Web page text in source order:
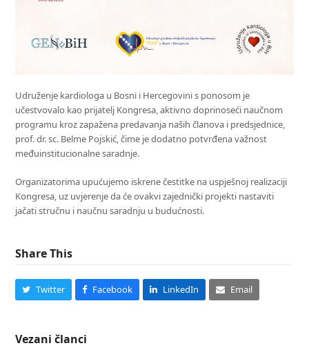
Udruženje kardiologa u Bosni i Hercegovini s ponosom je
učestvovalo kao prijatelj Kongresa, aktivno doprinoseći naučnom
programu kroz zapažena predavanja naših članova i predsjednice,
prof. dr. sc. Belme Pojskić, čime je dodatno potvrđena važnost
međuinstitucionalne saradnje.
Organizatorima upućujemo iskrene čestitke na uspješnoj realizaciji
Kongresa, uz uvjerenje da će ovakvi zajednički projekti nastaviti
jačati stručnu i naučnu saradnju u budućnosti.
Share This
Twitter Facebook LinkedIn Email
Vezani članci